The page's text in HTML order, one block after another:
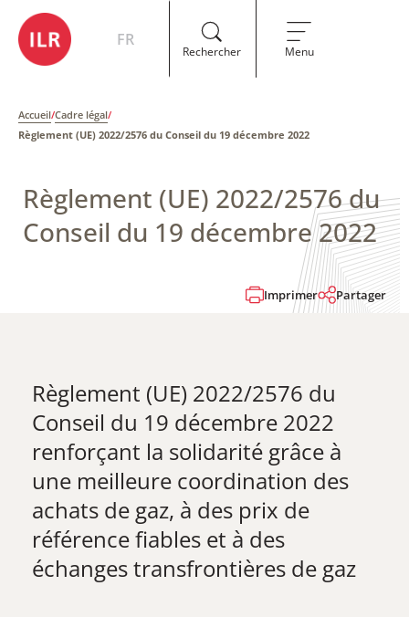
FR
Rechercher Menu
Accueil/Cadre légal/
Règlement (UE) 2022/2576​ du Conseil du 19 décembre 2022
Règlement (UE) 2022/2576​ du
Conseil du 19 décembre 2022
Imprimer Partager
Règlement (UE) 2022/2576​ du
Conseil du 19 décembre 2022
renforçant la solidarité grâce à
une meilleure coordination des
achats de gaz, à des prix de
référence fiables et à des
échanges transfrontières de gaz